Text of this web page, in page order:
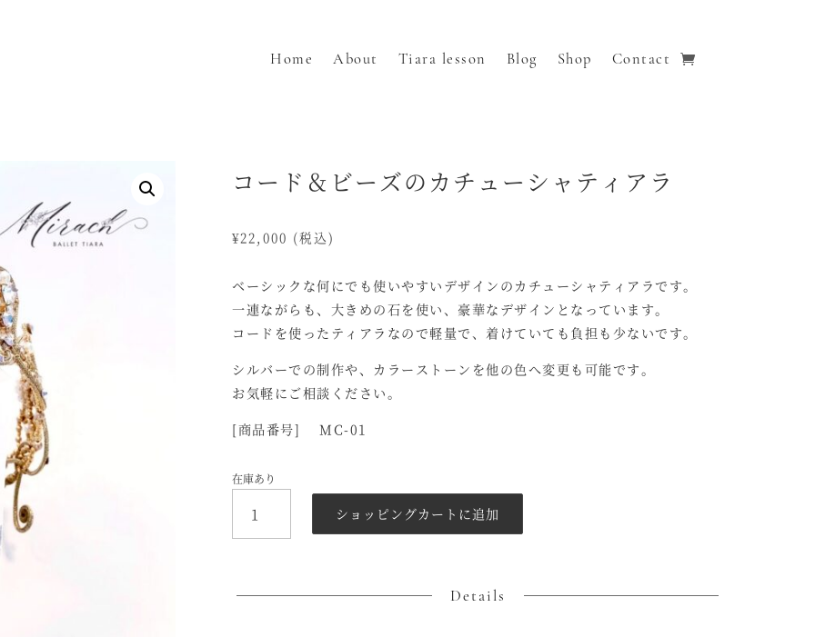
Home About Tiara lesson Blog Shop Contact
コード＆ビーズのカチューシャティアラ
¥22,000 (税込)
ベーシックな何にでも使いやすいデザインのカチューシャティアラです。
一連ながらも、大きめの石を使い、豪華なデザインとなっています。
コードを使ったティアラなので軽量で、着けていても負担も少ないです。
シルバーでの制作や、カラーストーンを他の色へ変更も可能です。
お気軽にご相談ください。
[商品番号] MC-01
在庫あり
ド
ー
ショッピングカートに追加
Details